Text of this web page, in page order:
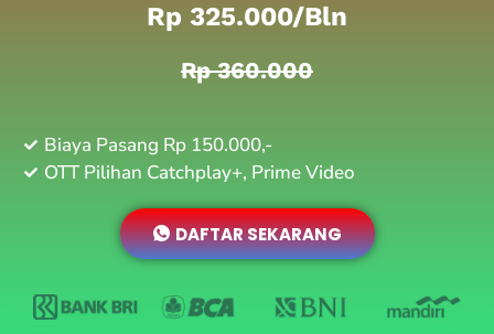
Rp 325.000/bln
Rp 360.000
Biaya Pasang Rp 150.000,-
OTT Pilihan Catchplay+, Prime Video
DAFTAR SEKARANG